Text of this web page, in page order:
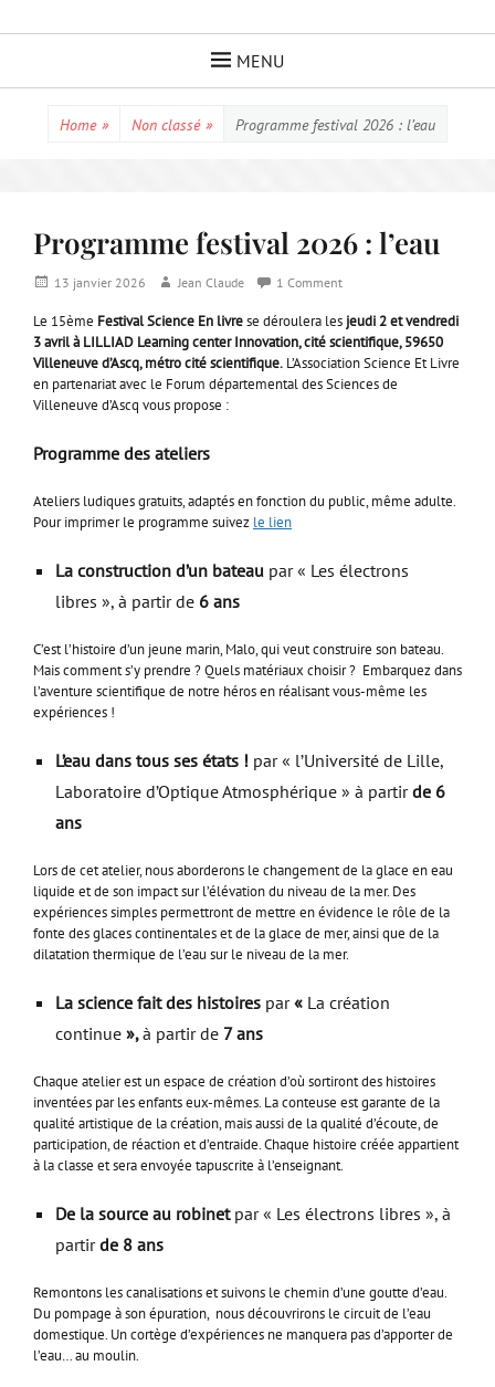
MENU
Home » Non classé » Programme festival 2026 : l’eau
Programme festival 2026 : l’eau
Posted13 janvier 2026 AuthorJean Claude 1 Comment
Le 15ème Festival Science En livrese déroulera les jeudi 2 etvendredi
3 avril à LILLIAD Learning center Innovation, cité scientifique, 59650
Villeneuve d’Ascq,métro cité scientifique. L’Association Science Et Livre
en partenariat avec le Forum départemental des Sciences de
Villeneuve d’Ascq vous propose :
Programme des ateliers
Ateliers ludiques gratuits, adaptés en fonction du public, même adulte.
Pour imprimer le programme suivez le lien
La construction d’un bateau par « Les électrons
libres », à partir de 6 ans
C’est l’histoire d’un jeune marin, Malo, qui veut construire son bateau.
Mais comment s’y prendre ? Quels matériaux choisir ? Embarquez dans
l’aventure scientifique de notre héros en réalisant vous-même les
expériences !
L’eau dans tous ses états ! par « l’Université de Lille,
Laboratoire d’Optique Atmosphérique » à partirde 6
ans
Lors de cet atelier, nous aborderons le changement de la glace en eau
liquide et de son impact sur l’élévation du niveau de la mer. Des
expériences simples permettront de mettre en évidence le rôle de la
fonte des glaces continentales et de la glace de mer, ainsi que de la
dilatation thermique de l’eau sur le niveau de la mer.
La science fait des histoires par« La création
continue »,à partir de 7 ans
Chaque atelier est un espace de création d’où sortiront des histoires
inventées par les enfants eux-mêmes. La conteuse est garante de la
qualité artistique de la création, mais aussi de la qualité d’écoute, de
participation, de réaction et d’entraide. Chaque histoire créée appartient
à la classe et sera envoyée tapuscrite à l’enseignant.
De la source au robinet par « Les électrons libres », à
partirde 8 ans
Remontons les canalisations et suivons le chemin d’une goutte d’eau.
Du pompage à son épuration, nous découvrirons le circuit de l’eau
domestique. Un cortège d’expériences ne manquera pas d’apporter de
l’eau… au moulin.